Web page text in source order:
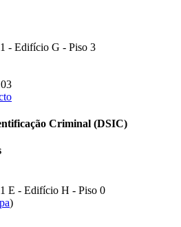
- Edifício G - Piso 3
Criminal (DSIC)
E - Edifício H - Piso 0
)